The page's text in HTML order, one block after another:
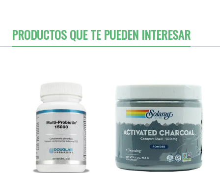
PRODUCTOS QUE TE PUEDEN INTERESAR